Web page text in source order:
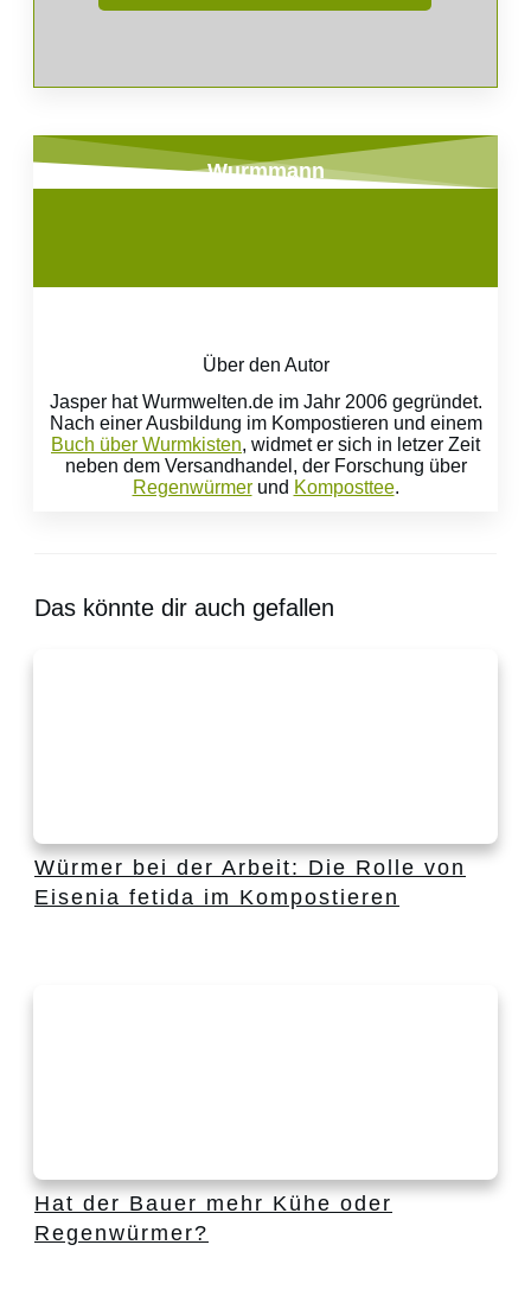
Wurmmann
Über den Autor
Jasper hat Wurmwelten.de im Jahr 2006 gegründet.
Nach einer Ausbildung im Kompostieren und einem
Buch über Wurmkisten, widmet er sich in letzer Zeit
neben dem Versandhandel, der Forschung über
Regenwürmerund Komposttee.
Das könnte dir auch gefallen
Würmer bei der Arbeit: Die Rolle von
Eisenia fetida im Kompostieren
Hat der Bauer mehr Kühe oder
Regenwürmer?